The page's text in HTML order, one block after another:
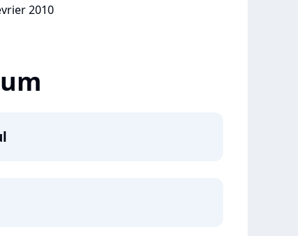
2010